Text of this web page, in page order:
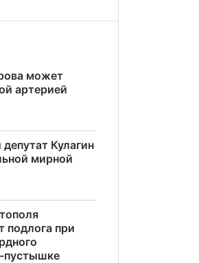
может
артерией
Кулагин
мирной
подлога при
пустышке